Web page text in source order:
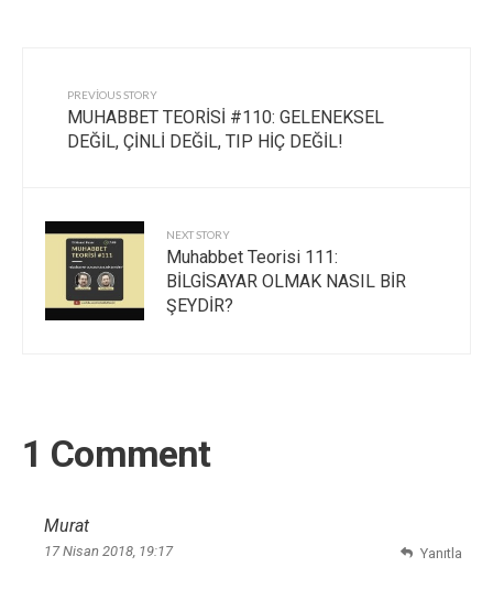
PREVIOUS STORY
MUHABBET TEORİSİ #110: GELENEKSEL
DEĞİL, ÇİNLİ DEĞİL, TIP HİÇ DEĞİL!
NEXT STORY
Muhabbet Teorisi 111:
BİLGİSAYAR OLMAK NASIL BİR
ŞEYDİR?
1 Comment
Murat
17 Nisan 2018, 19:17 Yanıtla